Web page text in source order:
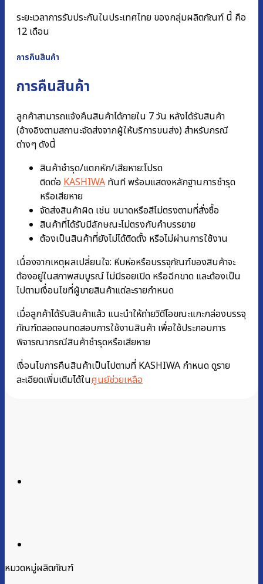
ระยะเวลาการรับประกันในประเทศไทย ของกลุ่มผลิตภัณฑ์ นี้ คือ
12 เดือน
การคืนสินค้า
การคืนสินค้า
ลูกค้าสามารถแจ้งคืนสินค้าได้ภายใน 7 วัน หลังได้รับสินค้า
(อ้างอิงตามสถานะจัดส่งจากผู้ให้บริการขนส่ง) สำหรับกรณี
ต่างๆ ดังนี้
สินค้าชำรุด/แตกหัก/เสียหาย:โปรด
ติดต่อ KASHIWA ทันที พร้อมแสดงหลักฐานการชํารุด
หรือเสียหาย
จัดส่งสินค้าผิด เช่น ขนาดหรือสีไม่ตรงตามที่สั่งซื้อ
สินค้าที่ได้รับมีลักษณะไม่ตรงกับคำบรรยาย
ต้องเป็นสินค้าที่ยังไม่ได้ติดตั้ง หรือไม่ผ่านการใช้งาน
เนื่องจากเหตุผลเปลี่ยนใจ: หีบห่อหรือบรรจุภัณฑ์ของสินค้าจะ
ต้องอยู่ในสภาพสมบูรณ์ ไม่มีรอยเปิด หรือฉีกขาด และต้องเป็น
ไปตามเงื่อนไขที่ผู้ขายสินค้าแต่ละรายกำหนด
เมื่อลูกค้าได้รับสินค้าแล้ว แนะนำให้ถ่ายวิดีโอขณะแกะกล่องบรรจุ
ภัณฑ์ตลอดจนทดสอบการใช้งานสินค้า เพื่อใช้ประกอบการ
พิจารณากรณีสินค้าชำรุดหรือเสียหาย
เงื่อนไขการคืนสินค้าเป็นไปตามที่ KASHIWA กำหนด ดูราย
ละเอียดเพิ่มเติมได้ในศูนย์ช่วยเหลือ
หมวดหมู่ผลิตภัณฑ์